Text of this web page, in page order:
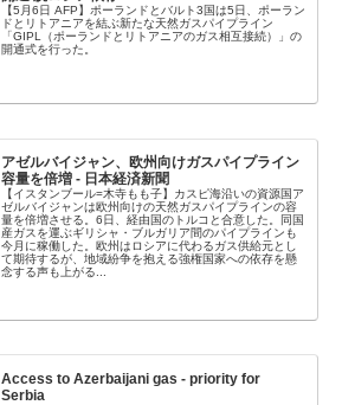
【5月6日 AFP】ポーランドとバルト3国は5日、ポーラン
ドとリトアニアを結ぶ新たな天然ガスパイプライン
「GIPL（ポーランドとリトアニアのガス相互接続）」の
開通式を行った。
アゼルバイジャン、欧州向けガスパイプライン
容量を倍増 - 日本経済新聞
【イスタンブール=木寺もも子】カスピ海沿いの資源国ア
ゼルバイジャンは欧州向けの天然ガスパイプラインの容
量を倍増させる。6日、経由国のトルコと合意した。同国
産ガスを運ぶギリシャ・ブルガリア間のパイプラインも
今月に稼働した。欧州はロシアに代わるガス供給元とし
て期待するが、地域紛争を抱える強権国家への依存を懸
念する声も上がる...
Access to Azerbaijani gas - priority for
Serbia